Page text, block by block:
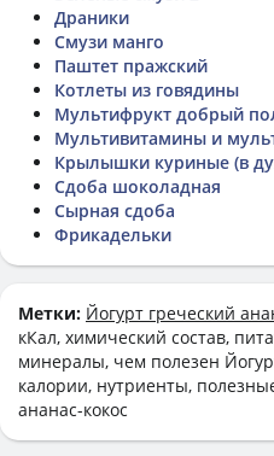
Драники
Смузи манго
Паштет пражский
Котлеты из говядины
Мультифрукт добрый
Мультивитамины и
Крылышки куриные (в
Сдоба шоколадная
Сырная сдоба
Фрикадельки
Метки: Йогурт греческий
кКал, химический состав,
минералы, чем полезен
калории, нутриенты,
ананас-кокос